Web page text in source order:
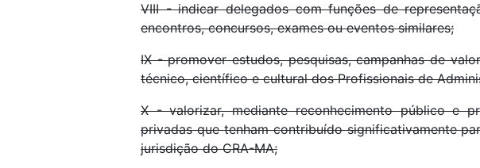
VIII - indicar delegados com funções de
encontros, concursos, exames ou eventos similares;
IX - promover estudos, pesquisas, campanhas de
técnico, científico e cultural dos Profissionais de
X - valorizar, mediante reconhecimento público e
privadas que tenham contribuído significativamente
jurisdição do CRA-MA;